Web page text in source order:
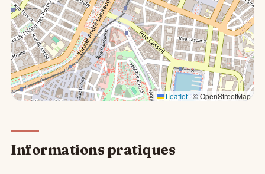
Leaflet |© OpenStreetMap
Informations pratiques